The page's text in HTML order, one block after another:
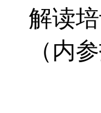
解读
（内